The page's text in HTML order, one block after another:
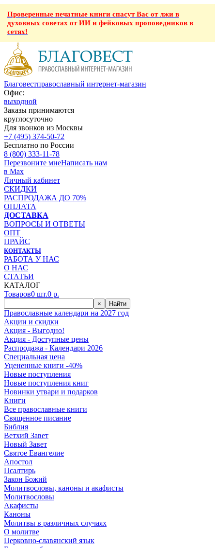
Проверенные печатные книги спасут Вас от лжи в
духовных советах от ИИ и фейковых проповедников в
сетях!
Благовестправославный интернет-магазин
Офис:
выходной
Заказы принимаются
круглосуточно
Для звонков из Москвы
+7 (495) 374-50-72
Бесплатно по России
8 (800) 333-11-78
Перезвоните мнеНаписать нам
в Max
Личный кабинет
СКИДКИ
РАСПРОДАЖА ДО 70%
ОПЛАТА
ДОСТАВКА
ВОПРОСЫ И ОТВЕТЫ
ОПТ
ПРАЙС
КОНТАКТЫ
РАБОТА У НАС
О НАС
СТАТЬИ
КАТАЛОГ
Товаров0 шт.0 р.
× Найти
Православные календари на 2027 год
Акции и скидки
Акция - Выгодно!
Акция - Доступные цены
Распродажа - Календари 2026
Специальная цена
Уцененные книги -40%
Новые поступления
Новые поступления книг
Новинки утвари и подарков
Книги
Все православные книги
Священное писание
Библия
Ветхий Завет
Новый Завет
Святое Евангелие
Апостол
Псалтирь
Закон Божий
Молитвословы, каноны и акафисты
Молитвословы
Акафисты
Каноны
Молитвы в различных случаях
О молитве
Церковно-славянский язык